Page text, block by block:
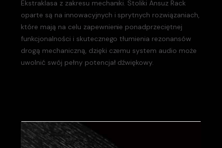
Ekstraklasa z zakresu mechaniki. Stoliki Ansuz Rack
oparte są na innowacyjnych i sprytnych rozwiązaniach,
które mają na celu zapewnienie ponadprzeciętnej
funkcjonalności i skutecznego tłumienia rezonansów
drogą mechaniczną, dzięki czemu system audio może
uwolnić swój pełny potencjał dźwiękowy.